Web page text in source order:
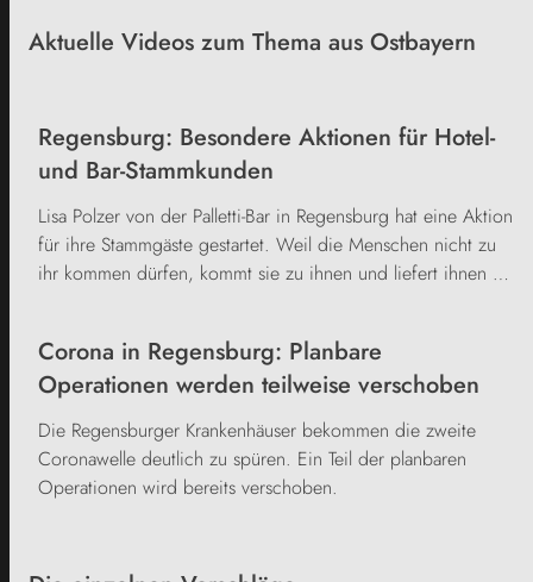
Aktuelle Videos zum Thema aus Ostbayern
Regensburg: Besondere Aktionen für Hotel-
und Bar-Stammkunden
Lisa Polzer von der Palletti-Bar in Regensburg hat eine Aktion
für ihre Stammgäste gestartet. Weil die Menschen nicht zu
ihr kommen dürfen, kommt sie zu ihnen und liefert ihnen …
Corona in Regensburg: Planbare
Operationen werden teilweise verschoben
Die Regensburger Krankenhäuser bekommen die zweite
Coronawelle deutlich zu spüren. Ein Teil der planbaren
Operationen wird bereits verschoben.